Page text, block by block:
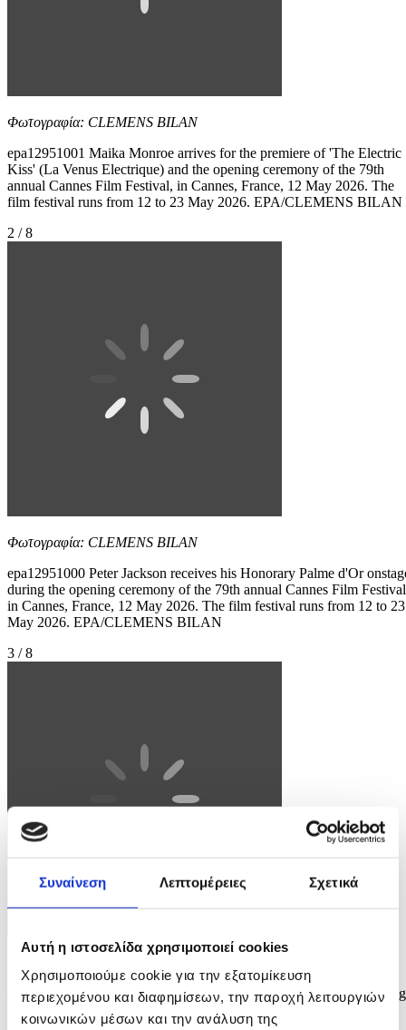
Συναίνεση Λεπτομέρειες Σχετικά
Αυτή η ιστοσελίδα χρησιμοποιεί cookies
Χρησιμοποιούμε cookie για την εξατομίκευση
περιεχομένου και διαφημίσεων, την παροχή λειτουργιών
κοινωνικών μέσων και την ανάλυση της
Φωτογραφία: CLEMENS BILAN
epa12951001 Maika Monroe arrives for the premiere of 'The Electric
Kiss' (La Venus Electrique) and the opening ceremony of the 79th
annual Cannes Film Festival, in Cannes, France, 12 May 2026. The
film festival runs from 12 to 23 May 2026. EPA/CLEMENS BILAN
2 / 8
Φωτογραφία: CLEMENS BILAN
epa12951000 Peter Jackson receives his Honorary Palme d'Or
during the opening ceremony of the 79th annual Cannes Film
in Cannes, France, 12 May 2026. The film festival runs from 12 to 23
May 2026. EPA/CLEMENS BILAN
3 / 8
epa12950992 Feature Films Jury member Ruth Negga onstage during
the opening ceremony of the 79th annual Cannes Film Festival, in
Cannes, France, 12 May 2026. The film festival runs from 12 to 23